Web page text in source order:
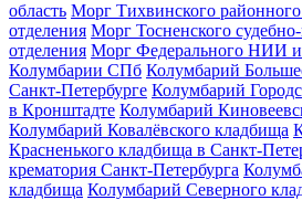
область Морг Тихвинского
отделения Морг Тосненского
отделения Морг Федерального НИИ
Колумбарии СПб Колумбарий
Санкт-Петербурге Колумбарий
в Кронштадте Колумбарий
Колумбарий Ковалёвского кладбища
Красненького кладбища в Санкт-
крематория Cанкт-Петербурга
кладбища Колумбарий Северного